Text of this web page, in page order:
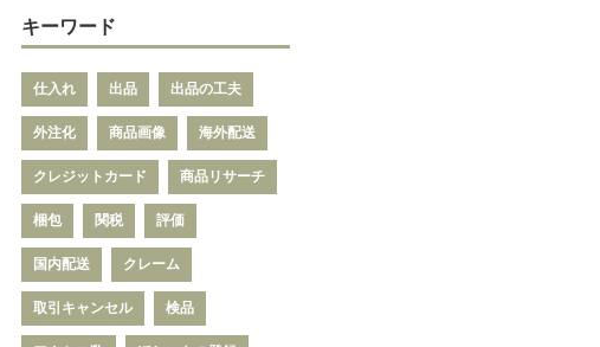
キーワード
仕入れ 出品 出品の工夫
外注化 商品画像 海外配送
クレジットカード 商品リサーチ
梱包 関税 評価
国内配送 クレーム
取引キャンセル 検品